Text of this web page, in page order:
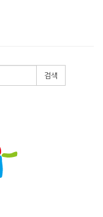
검색